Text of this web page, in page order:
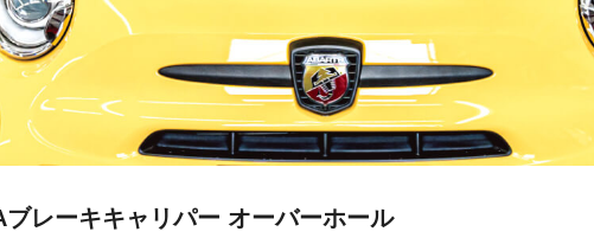
レーキキャリパー オーバーホール